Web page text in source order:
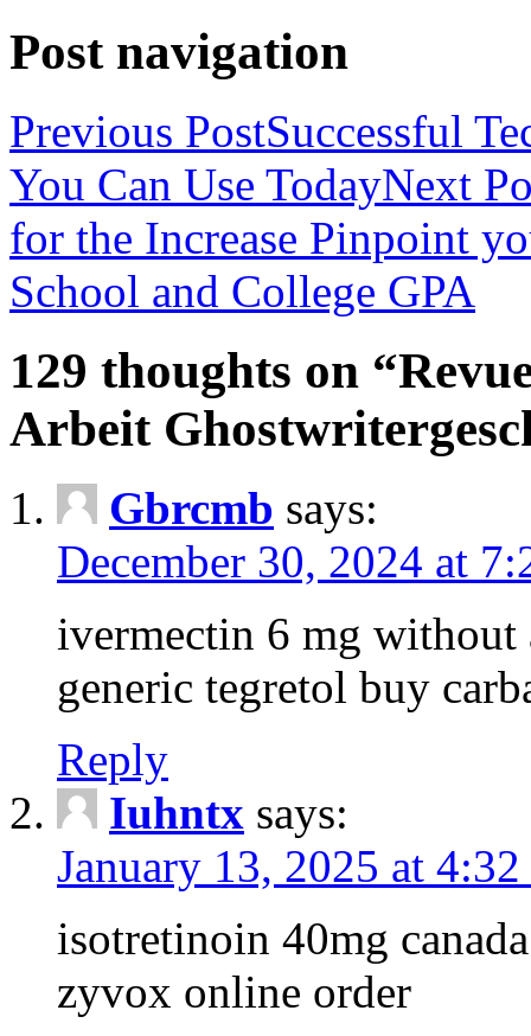
Post navigation
Previous PostSuccessful
You Can Use TodayNext
for the Increase Pinpoint
School and College GPA
129 thoughts on
Arbeit
Gbrcmb says:
December 30, 2024 at
ivermectin 6 mg
generic tegretol buy
Reply
Iuhntx says:
January 13, 2025 at 4:32
isotretinoin 40mg
zyvox online order